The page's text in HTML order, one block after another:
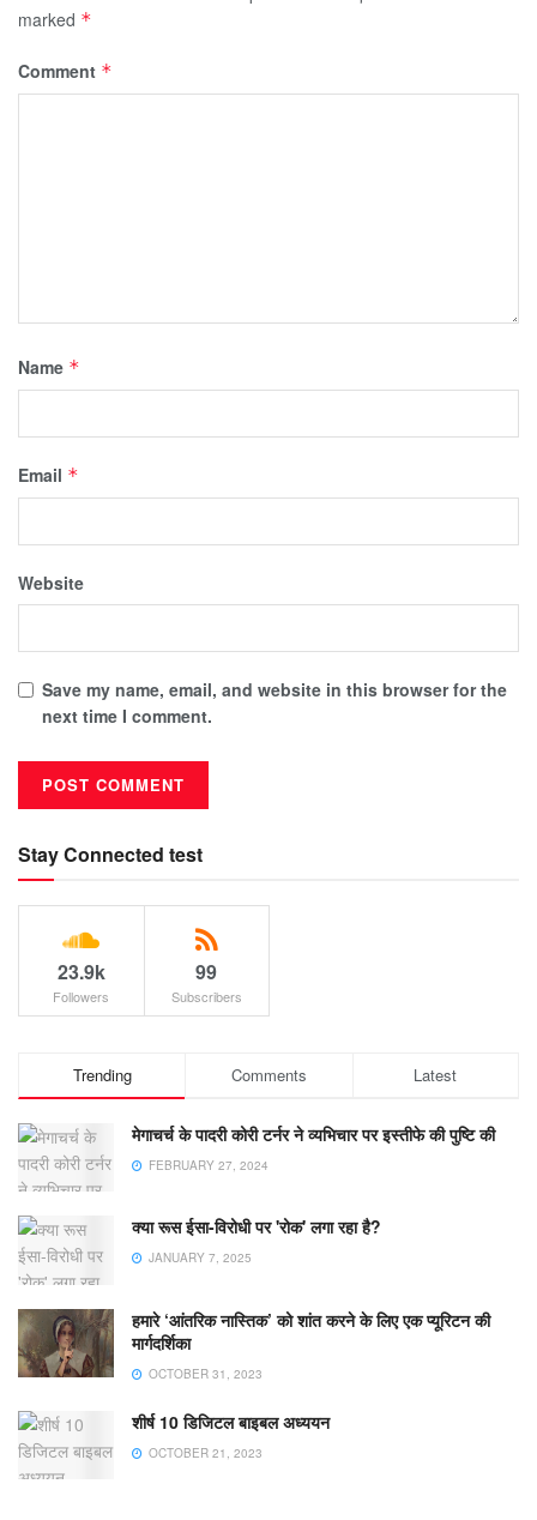
marked *
Comment *
Name *
Email *
Website
Save my name, email, and website in this browser for the
next time I comment.
Stay Connected test
23.9k
Followers
99
Subscribers
Trending Comments Latest
मेगाचर्च के पादरी कोरी टर्नर ने व्यभिचार पर इस्तीफे की पुष्टि की
FEBRUARY 27, 2024
क्या रूस ईसा-विरोधी पर 'रोक' लगा रहा है?
JANUARY 7, 2025
हमारे ‘आंतरिक नास्तिक’ को शांत करने के लिए एक प्यूरिटन की
मार्गदर्शिका
OCTOBER 31, 2023
शीर्ष 10 डिजिटल बाइबल अध्ययन
OCTOBER 21, 2023